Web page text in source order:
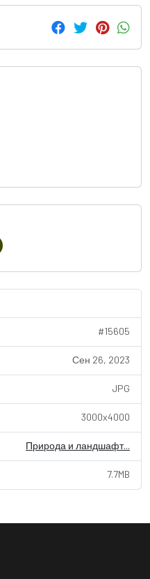
#15605
Сен 26, 2023
JPG
3000x4000
Природа и ландшафт...
7.7MB